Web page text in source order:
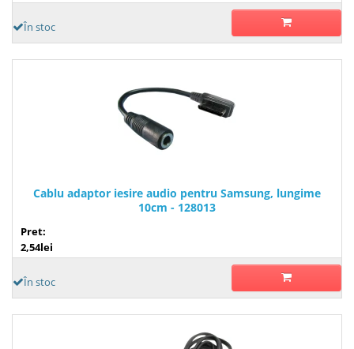
În stoc
Cablu adaptor iesire audio pentru Samsung, lungime
10cm - 128013
Pret:
2,54lei
În stoc